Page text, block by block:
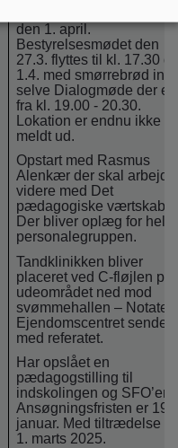
den 1. april.
Bestyrelsesmødet den
27.3. flyttes til kl. 17.30
1.4. med smørrebrød
selve Dialogmøde der er
fra kl. 19.00 - 20.30.
Lokation er endnu ikke
meldt ud.
Opstart med Rasmus
Alenkær der skal arbejde
videre med Det
pædagogiske værtskab.
Der bliver oplæg for hele
personalegruppen.
Tandklinikken bliver
placeret ved C-fløjlen på
udeområdet ned mod
svømmehallen – Notatet
Ejendomscentret sendes
med referatet.
Har opslået en
pædagogstilling til
indskolingen og SFO’en.
Ansøgningsfristen er 19.
januar. Med tiltrædelse
1. marts 2025.